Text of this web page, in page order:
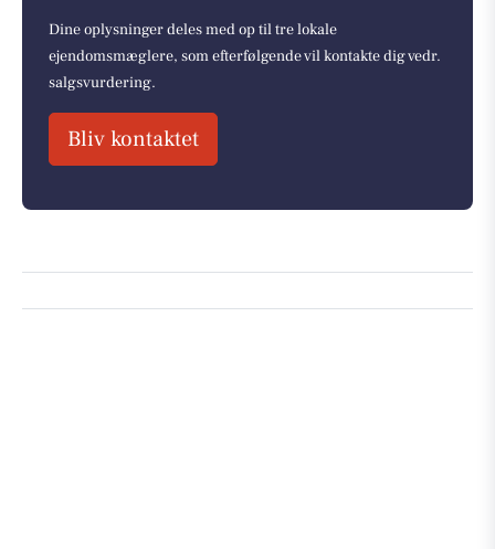
Dine oplysninger deles med op til tre lokale
ejendomsmæglere, som efterfølgende vil kontakte dig vedr.
salgsvurdering.
Bliv kontaktet